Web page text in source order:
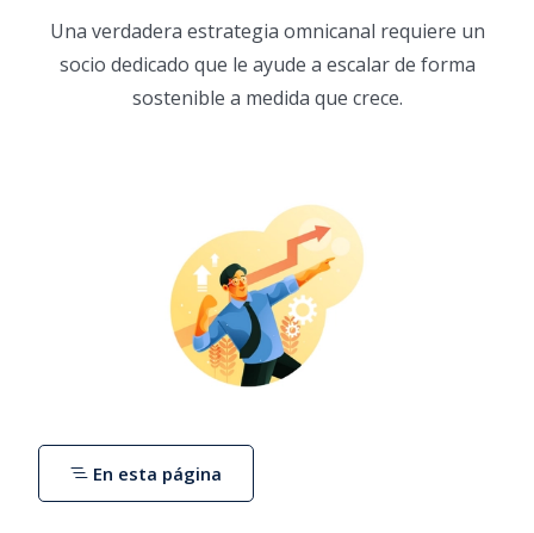
Una verdadera estrategia omnicanal requiere un
socio dedicado que le ayude a escalar de forma
sostenible a medida que crece.
En esta página